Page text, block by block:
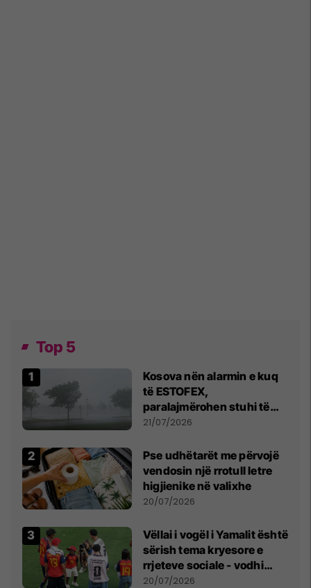
Top 5
Kosova nën alarmin e kuq
të ESTOFEX,
paralajmërohen stuhi të
fuqishme me breshër dhe
21/07/2026
Pse udhëtarët me përvojë
vendosin një rrotull letre
higjienike në valixhe
20/07/2026
Vëllai i vogël i Yamalit është
sërish tema kryesore e
rrjeteve sociale - vodhi
vëmendjen pas finales së
20/07/2026